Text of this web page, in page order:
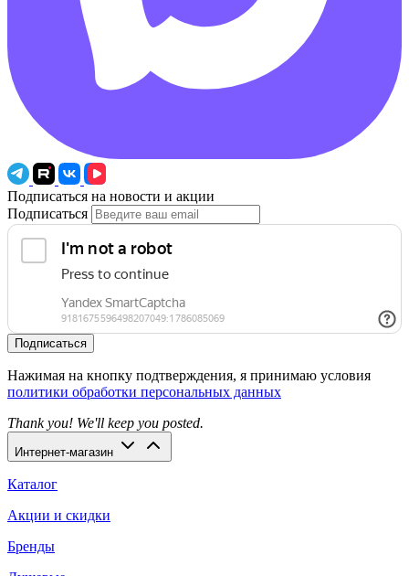
Подписаться на новости и акции
Подписаться
Подписаться
Нажимая на кнопку подтверждения, я принимаю условия
политики обработки персональных данных
Thank you! We'll keep you posted.
Интернет-магазин
Каталог
Акции и скидки
Бренды